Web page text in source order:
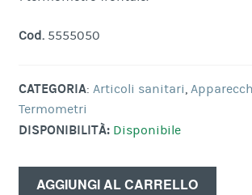
Cod.5555050
CATEGORIA: Articoli sanitari
Termometri
DISPONIBILITÀ: Disponibile
AGGIUNGI AL CARRELLO